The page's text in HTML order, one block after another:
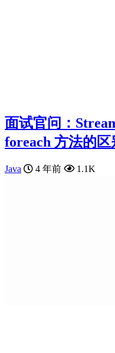
面试官问：
foreach 方法的区
Java 4 年前 1.1K